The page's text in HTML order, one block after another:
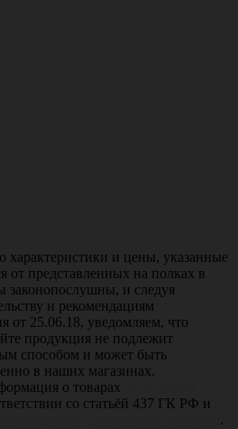
характеристики и цены, указанные
от представленных на полках в
и следуя
и рекомендациям
от 25.06.18, уведомляем, что
продукция не подлежит
способом и может быть
в наших магазинах.
о товарах
со статьёй 437 ГК РФ и
.